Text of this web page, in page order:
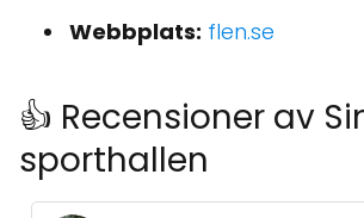
Webbplats: flen.se
👍 Recensioner av
sporthallen